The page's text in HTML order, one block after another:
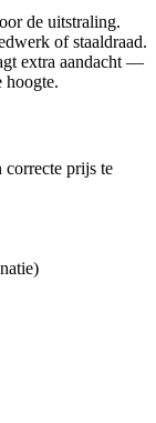
de uitstraling.
of staaldraad.
extra aandacht —
hoogte.
correcte prijs te